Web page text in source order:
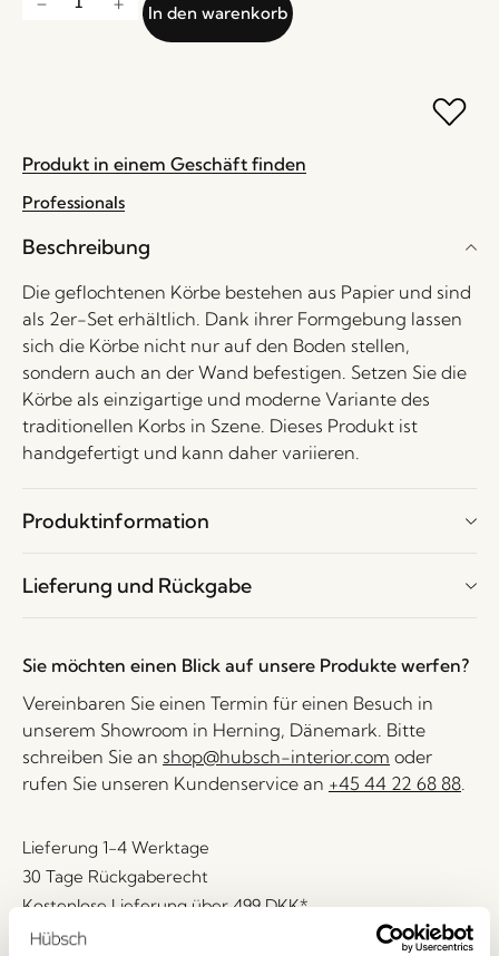
In den warenkorb
Produkt in einem Geschäft finden
Professionals
Beschreibung
Die geflochtenen Körbe bestehen aus Papier und sind
als 2er-Set erhältlich. Dank ihrer Formgebung lassen
sich die Körbe nicht nur auf den Boden stellen,
sondern auch an der Wand befestigen. Setzen Sie die
Körbe als einzigartige und moderne Variante des
traditionellen Korbs in Szene. Dieses Produkt ist
handgefertigt und kann daher variieren.
Produktinformation
Lieferung und Rückgabe
Sie möchten einen Blick auf unsere Produkte werfen?
Vereinbaren Sie einen Termin für einen Besuch in
unserem Showroom in Herning, Dänemark. Bitte
schreiben Sie an shop@hubsch-interior.com oder
rufen Sie unseren Kundenservice an +45 44 22 68 88.
Lieferung 1-4 Werktage
30 Tage Rückgaberecht
Kostenlose Lieferung über499 DKK*